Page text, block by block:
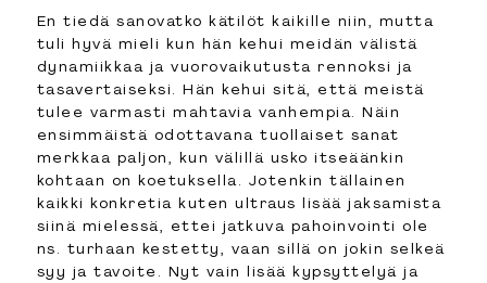
En tiedä sanovatko kätilöt kaikille niin, mutta
tuli hyvä mieli kun hän kehui meidän välistä
dynamiikkaa ja vuorovaikutusta rennoksi ja
tasavertaiseksi. Hän kehui sitä, että meistä
tulee varmasti mahtavia vanhempia. Näin
ensimmäistä odottavana tuollaiset sanat
merkkaa paljon, kun välillä usko itseäänkin
kohtaan on koetuksella. Jotenkin tällainen
kaikki konkretia kuten ultraus lisää jaksamista
siinä mielessä, ettei jatkuva pahoinvointi ole
ns. turhaan kestetty, vaan sillä on jokin selkeä
syy ja tavoite. Nyt vain lisää kypsyttelyä ja